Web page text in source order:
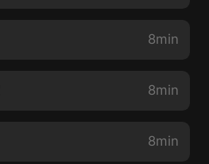
8min
8min
8min